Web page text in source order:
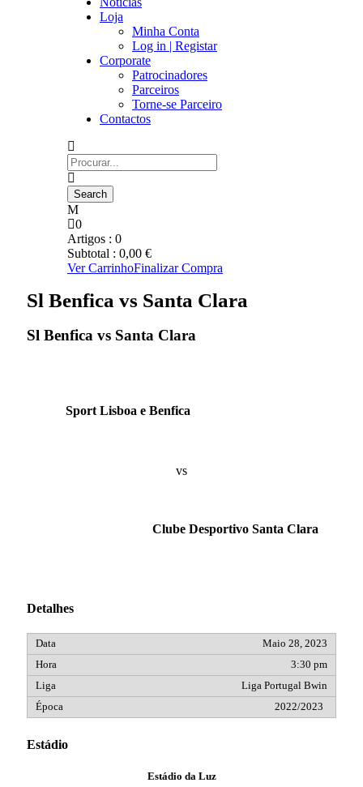
Loja
Minha Conta
Log in | Registar
Corporate
Patrocinadores
Parceiros
Torne-se Parceiro
Contactos
0
Artigos : 0
Subtotal : 0,00 €
Ver CarrinhoFinalizar Compra
Sl Benfica vs Santa Clara
Sl Benfica vs Santa Clara
Sport Lisboa e Benfica
vs
Clube Desportivo Santa Clara
Detalhes
Maio 28, 2023
3:30 pm
Liga Portugal Bwin
2022/2023
Estádio
Estádio da Luz